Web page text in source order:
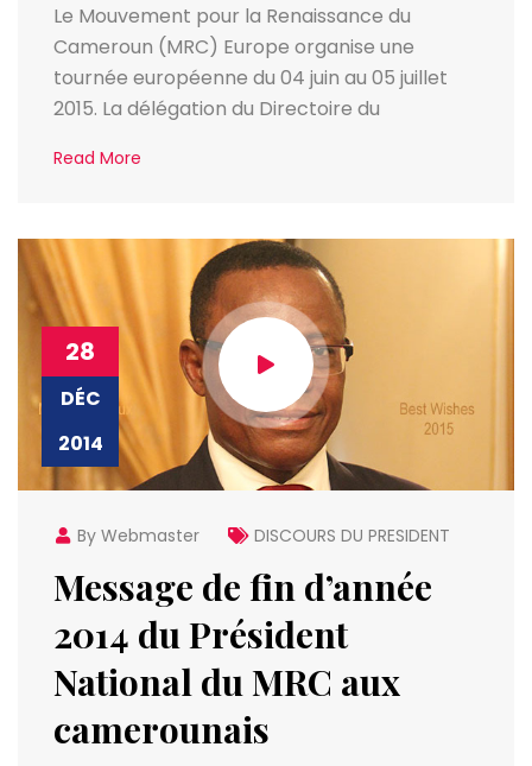
Le Mouvement pour la Renaissance du
Cameroun (MRC) Europe organise une
tournée européenne du 04 juin au 05 juillet
2015. La délégation du Directoire du
Read More
28
DÉC
2014
By Webmaster DISCOURS DU PRESIDENT
Message de fin d’année
2014 du Président
National du MRC aux
camerounais